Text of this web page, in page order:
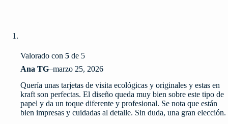
Valorado con 5 de 5
Ana TG–marzo 25, 2026
Quería unas tarjetas de visita ecológicas y originales y estas en
kraft son perfectas. El diseño queda muy bien sobre este tipo de
papel y da un toque diferente y profesional. Se nota que están
bien impresas y cuidadas al detalle. Sin duda, una gran elección.